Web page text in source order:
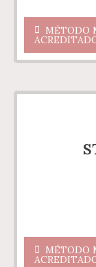
MÉTODO
MÉTODO